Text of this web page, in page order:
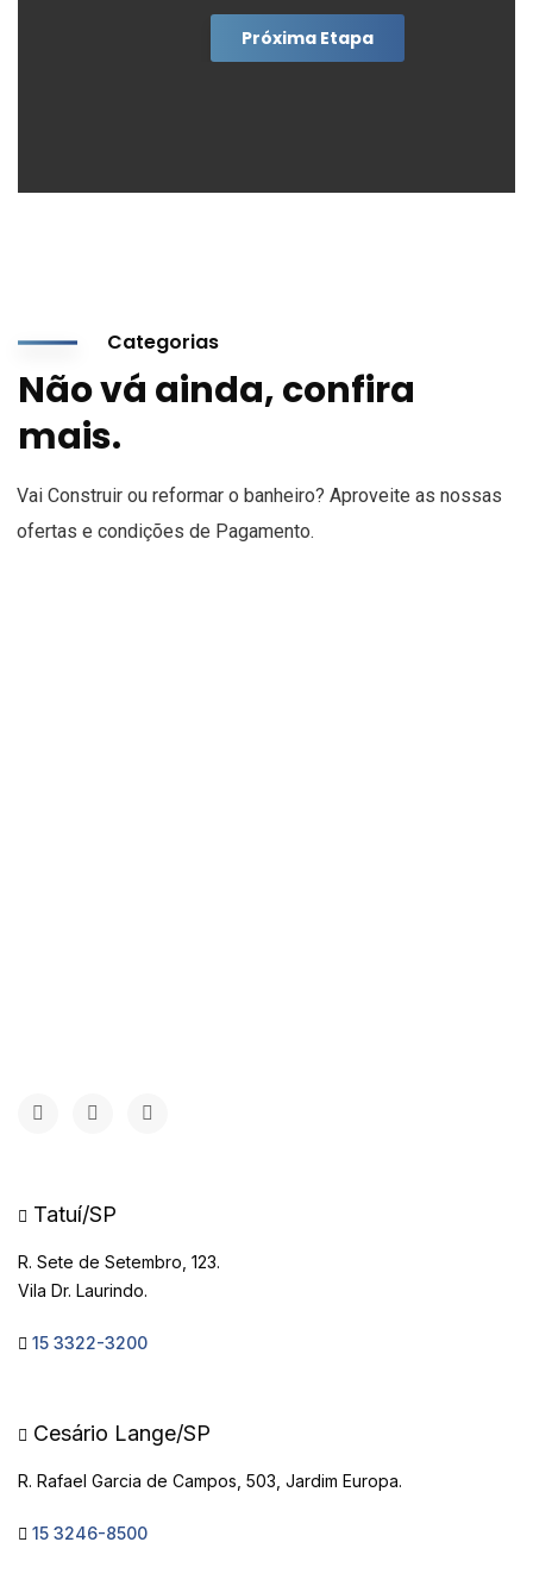
Próxima Etapa
Categorias
Não vá ainda, confira
mais.
Vai Construir ou reformar o banheiro? Aproveite as nossas
ofertas e condições de Pagamento.
Tatuí/SP
R. Sete de Setembro, 123.
Vila Dr. Laurindo.
15 3322-3200
Cesário Lange/SP
R. Rafael Garcia de Campos, 503, Jardim Europa.
15 3246-8500